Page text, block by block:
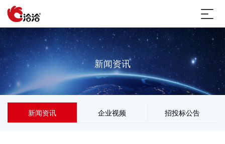
新闻资讯
新闻资讯 企业视频 招投标公告